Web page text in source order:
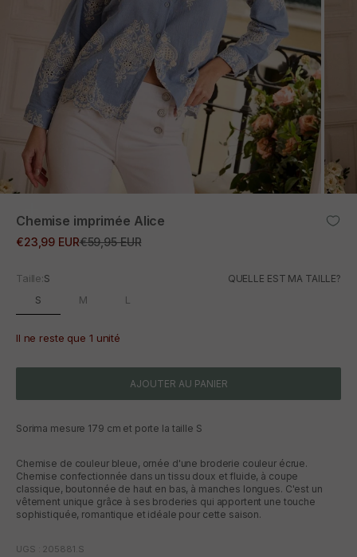
Chemise imprimée Alice
Prix promotionnel
€23,99 EURPrix normal
€59,95 EUR
Taille:S QUELLE EST MA TAILLE?
S M L
Il ne reste que 1 unité
AJOUTER AU PANIER
Sorima mesure 179 cm et porte la taille S
Chemise de couleur bleue, ornée d'une broderie couleur écrue.
Chemise confectionnée dans un tissu doux et fluide, à coupe
classique, boutonnée de haut en bas, à manches longues. C'est un
vêtement unique grâce à ses broderies qui apportent une touche
sophistiquée, romantique et idéale pour cette saison.
UGS : 205881.S